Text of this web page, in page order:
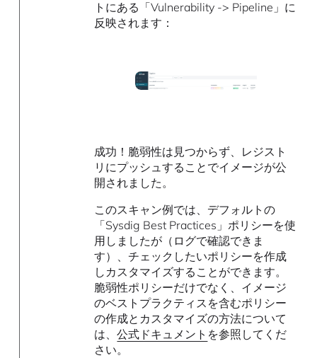
トにある「Vulnerability -> Pipeline」に
反映されます：
成功！脆弱性は見つからず、レジスト
リにプッシュすることでイメージが公
開されました。
このスキャン例では、デフォルトの
「Sysdig Best Practices」ポリシーを使
用しましたが（ログで確認できま
す）、チェックしたいポリシーを作成
しカスタマイズすることができます。
脆弱性ポリシーだけでなく、イメージ
のベストプラクティスを含むポリシー
の作成とカスタマイズの方法について
は、公式ドキュメント を参照してくだ
さい。